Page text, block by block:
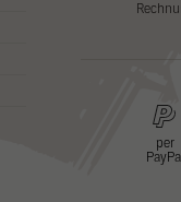
per
PayPal